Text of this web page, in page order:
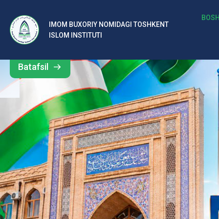
IMOM BUXORIY NOMIDAGI TOSHKENT
ISLOM INSTITUTI
b
al
ar
o‘
rt
a
si
d
Barcha
yangiliklar
Batafsil